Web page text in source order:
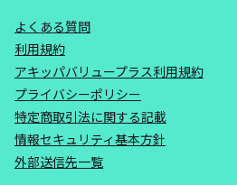
よくある質問
利用規約
アキッパバリュープラス利用規約
プライバシーポリシー
特定商取引法に関する記載
情報セキュリティ基本方針
外部送信先一覧